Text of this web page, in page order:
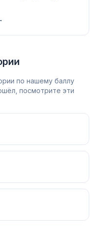
по нашему баллу
посмотрите эти